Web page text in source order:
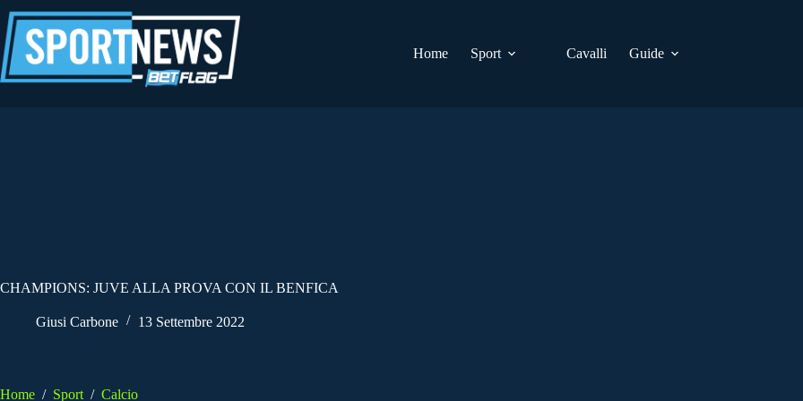
al
contenuto
Home
Sport Cavalli Guide
CHAMPIONS: JUVE ALLA PROVA CON IL BENFICA
Giusi Carbone 13 Settembre 2022
Home / Sport / Calcio